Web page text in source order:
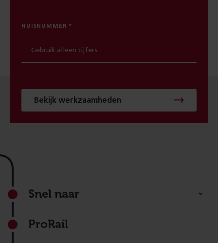
HUISNUMMER
Bekijk werkzaamheden
Footer
Snel naar
ProRail